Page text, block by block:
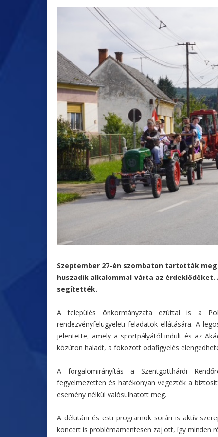
Szeptember 27-én szombaton tartották
huszadik alkalommal várta az
segítették.
A település önkormányzata ezúttal is a
rendezvényfelügyeleti feladatok ellátására. A
jelentette, amely a sportpályától indult és az
közúton haladt, a fokozott odafigyelés
A forgalomirányítás a Szentgotthárdi
fegyelmezetten és hatékonyan végezték a
esemény nélkül valósulhatott meg.
A délutáni és esti programok során is aktív
koncert is problémamentesen zajlott, így minden